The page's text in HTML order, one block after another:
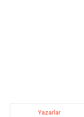
Yazarlar